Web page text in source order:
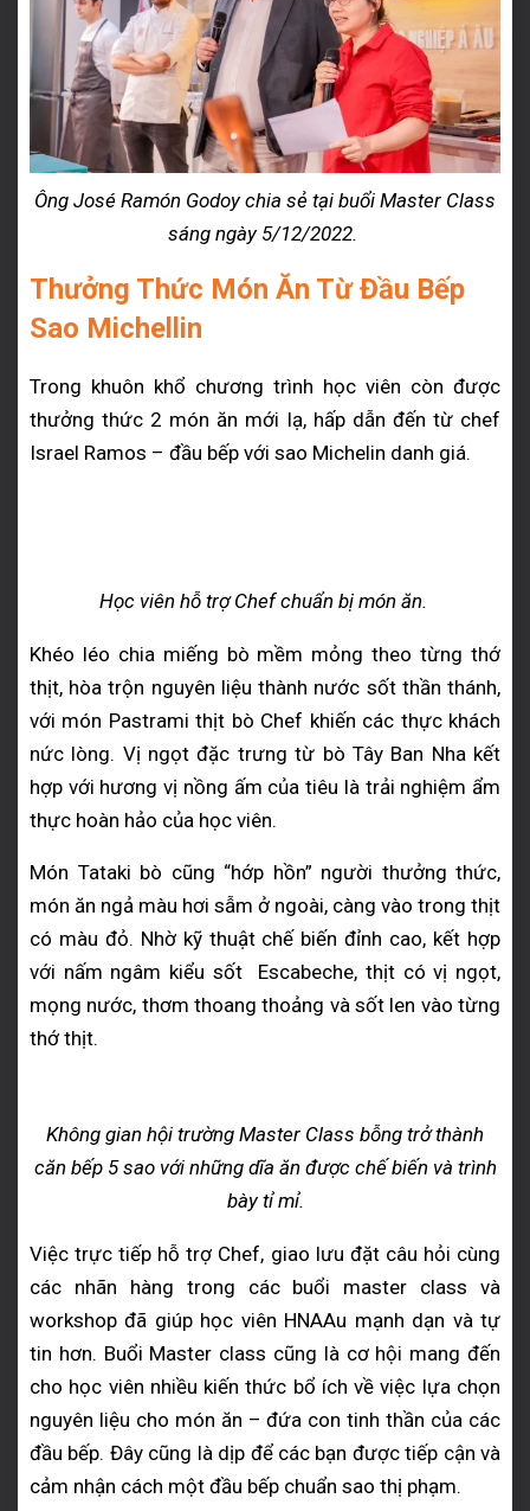
Ông José Ramón Godoy chia sẻ tại buổi Master Class
sáng ngày 5/12/2022.
Thưởng Thức Món Ăn Từ Đầu Bếp
Sao Michellin
Trong khuôn khổ chương trình học viên còn được
thưởng thức 2 món ăn mới lạ, hấp dẫn đến từ chef
Israel Ramos – đầu bếp với sao Michelin danh giá.
Học viên hỗ trợ Chef chuẩn bị món ăn.
Khéo léo chia miếng bò mềm mỏng theo từng thớ
thịt, hòa trộn nguyên liệu thành nước sốt thần thánh,
với món Pastrami thịt bò Chef khiến các thực khách
nức lòng. Vị ngọt đặc trưng từ bò Tây Ban Nha kết
hợp với hương vị nồng ấm của tiêu là trải nghiệm ẩm
thực hoàn hảo của học viên.
Món Tataki bò cũng “hớp hồn” người thưởng thức,
món ăn ngả màu hơi sẫm ở ngoài, càng vào trong thịt
có màu đỏ. Nhờ kỹ thuật chế biến đỉnh cao, kết hợp
với nấm ngâm kiểu sốt Escabeche, thịt có vị ngọt,
mọng nước, thơm thoang thoảng và sốt len vào từng
thớ thịt.
Không gian hội trường Master Class bỗng trở thành
căn bếp 5 sao với những dĩa ăn được chế biến và trình
bày tỉ mỉ.
Việc trực tiếp hỗ trợ Chef, giao lưu đặt câu hỏi cùng
các nhãn hàng trong các buổi master class và
workshop đã giúp học viên HNAAu mạnh dạn và tự
tin hơn. Buổi Master class cũng là cơ hội mang đến
cho học viên nhiều kiến thức bổ ích về việc lựa chọn
nguyên liệu cho món ăn – đứa con tinh thần của các
đầu bếp. Đây cũng là dịp để các bạn được tiếp cận và
cảm nhận cách một đầu bếp chuẩn sao thị phạm.